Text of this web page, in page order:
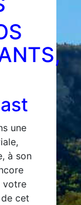
une
à son
votre
cet